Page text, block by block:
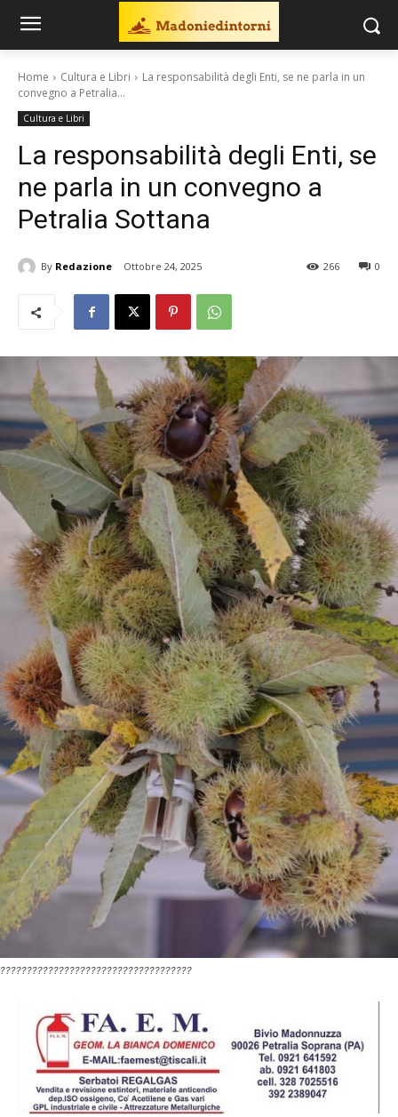
Home Cultura e Libri
La responsabilità degli Enti, se ne parla in un
convegno a Petralia...
Cultura e Libri
La responsabilità degli Enti, se
ne parla in un convegno a
Petralia Sottana
By Redazione Ottobre 24, 2025 0
266
????????????????????????????????????